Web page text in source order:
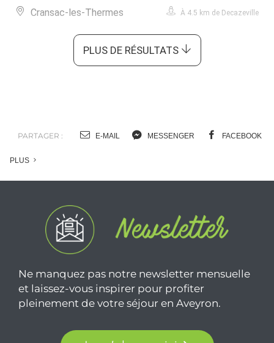
Cransac-les-Thermes À 4.5 km de Decazeville
PLUS DE RÉSULTATS
PARTAGER : E-MAIL MESSENGER FACEBOOK
PLUS
Ne manquez pas notre newsletter mensuelle
et laissez-vous inspirer pour profiter
pleinement de votre séjour en Aveyron.